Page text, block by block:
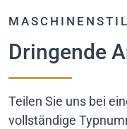
Dringende
Teilen Sie uns bei
vollständige